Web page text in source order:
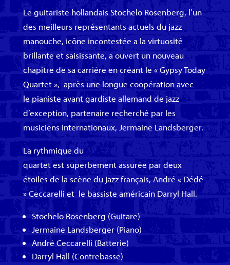
Le guitariste hollandais Stochelo Rosenberg, l’un
des meilleurs représentants actuels du jazz
manouche, icône incontestée a la virtuosité
brillante et saisissante, a ouvert un nouveau
chapitre de sa carrière en créant le « Gypsy Today
Quartet », après une longue coopération avec
le pianiste avant gardiste allemand de jazz
d’exception, partenaire recherché par les
musiciens internationaux, Jermaine Landsberger.
La rythmique du
quartet est superbement assurée par deux
étoiles de la scène du jazz français, André « Dédé
» Ceccarelli et le bassiste américain Darryl Hall.
Stochelo Rosenberg (Guitare)
Jermaine Landsberger (Piano)
André Ceccarelli (Batterie)
Darryl Hall (Contrebasse)